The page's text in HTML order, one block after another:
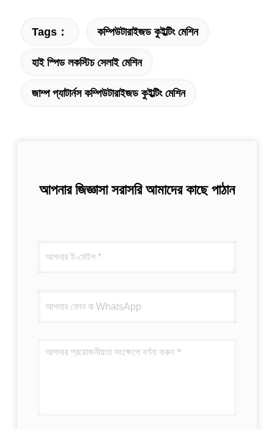
Tags： কম্পিউটারাইজড কুইল্টিং মেশিন
হাই স্পিড লকস্টিচ সেলাই মেশিন
জাম্প প্যাটার্নস কম্পিউটারাইজড কুইল্টিং মেশিন
আপনার জিজ্ঞাসা সরাসরি আমাদের কাছে পাঠান